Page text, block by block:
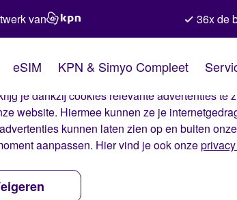
Met deze cookies zorgen wij ervoor dat je
je dankzij cookies relevante advertenties te
website. Hiermee kunnen ze je
kunnen laten zien op en buiten
aanpassen. Hier vind je ook onze
van 36x de
eSIM KPN & Simyo Compleet
Start